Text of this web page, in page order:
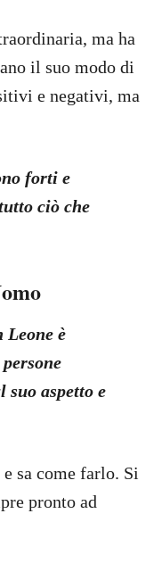
ma ha
il suo modo di
e negativi, ma
forti e
ciò che
è
suo aspetto e
sa come farlo. Si
pronto ad